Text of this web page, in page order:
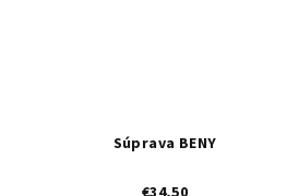
Súprava BENY